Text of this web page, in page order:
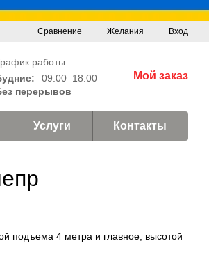
Сравнение Желания Вход
работы:
09:00–18:00
перерывов
Мой заказ
Услуги Контакты
подъема 4 метра и главное, высотой